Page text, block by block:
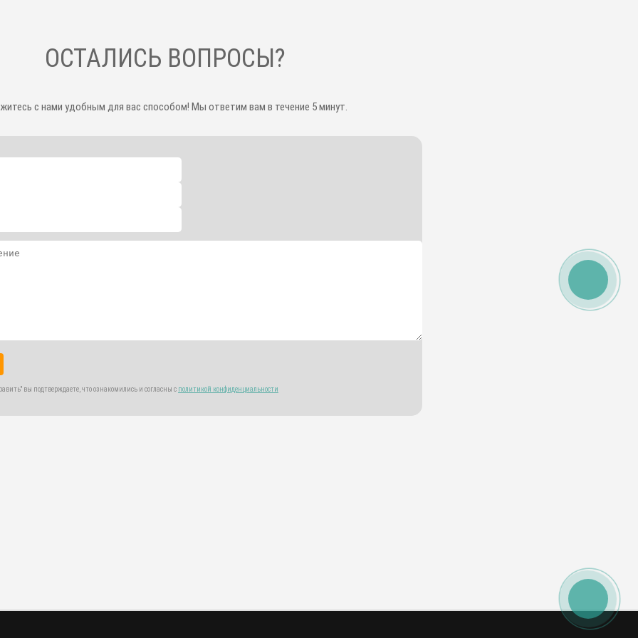
ОСТАЛИСЬ ВОПРОСЫ?
с нами удобным для вас способом! Мы ответим вам в течение 5 минут.
вы подтверждаете, что ознакомились и согласны с политикой конфиденциальности